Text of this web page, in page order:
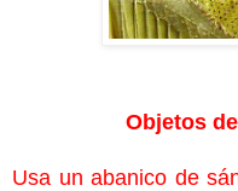
Objetos
Usa un abanico de